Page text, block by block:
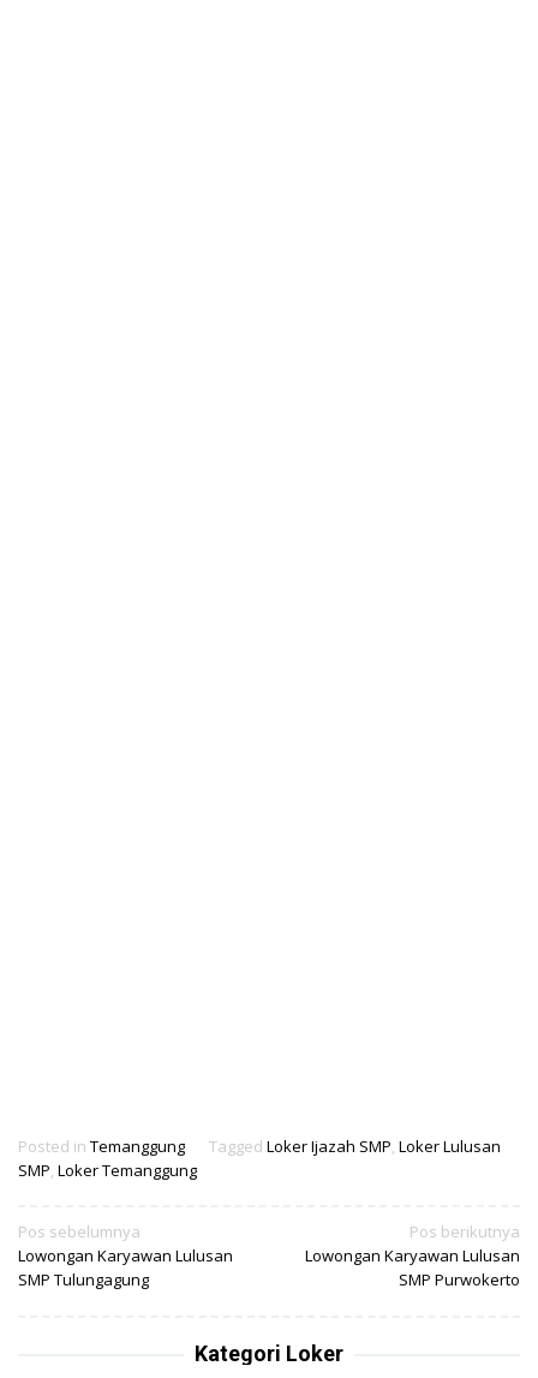
Posted in Temanggung Tagged Loker Ijazah SMP Loker Lulusan
SMP Loker Temanggung
Navigasi
pos
Pos sebelumnya
Lowongan Karyawan Lulusan
SMP Tulungagung
Pos berikutnya
Lowongan Karyawan Lulusan
SMP Purwokerto
Kategori Loker